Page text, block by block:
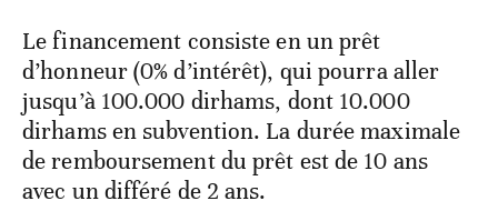
Le financement consiste en un prêt
d’honneur (0% d’intérêt), qui pourra aller
jusqu’à 100.000 dirhams, dont 10.000
dirhams en subvention. La durée maximale
de remboursement du prêt est de 10 ans
avec un différé de 2 ans.